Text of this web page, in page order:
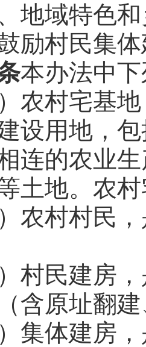
地域特色
励村民集
本办法中
村宅基地
设用地，
连的农业
土地。农
村村民，
民建房，
含原址翻
体建房，